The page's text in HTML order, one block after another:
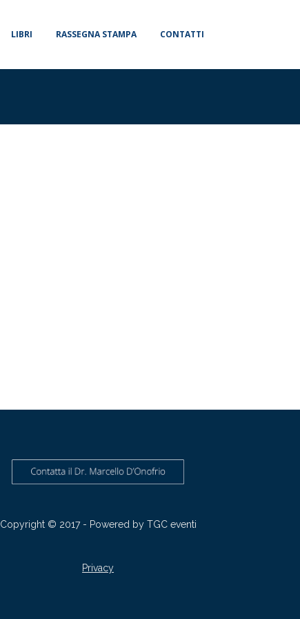
LIBRI RASSEGNA STAMPA CONTATTI
Copyright © 2017 - Powered by TGC eventi
Privacy